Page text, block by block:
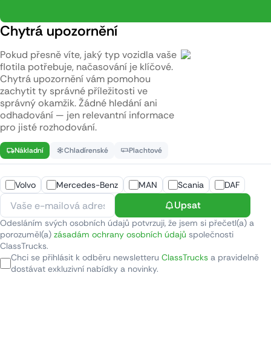
Chytrá upozornění
Pokud přesně víte, jaký typ vozidla vaše
flotila potřebuje, načasování je klíčové.
Chytrá upozornění vám pomohou
zachytit ty správné příležitosti ve
správný okamžik. Žádné hledání ani
odhadování — jen relevantní informace
pro jisté rozhodování.
Nákladní Chladírenské Plachtové
Volvo Mercedes-Benz MAN Scania DAF
Upsat
Odesláním svých osobních údajů potvrzuji, že jsem si přečetl(a) a
porozuměl(a) zásadám ochrany osobních údajů společnosti
ClassTrucks.
Chci se přihlásit k odběru newsletteru ClassTrucks a pravidelně
dostávat exkluzivní nabídky a novinky.